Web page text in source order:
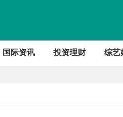
国际资讯 投资理财 综艺